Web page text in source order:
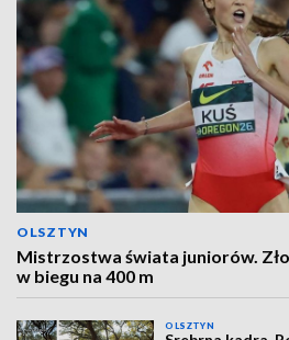
OLSZTYN
Mistrzostwa świata juniorów.
w biegu na 400 m
OLSZTYN